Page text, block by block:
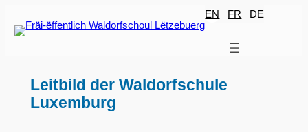
Inhalt
EN FR DE
Leitbild der Waldorfschule
Luxemburg